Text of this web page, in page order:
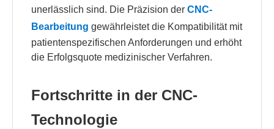
unerlässlich sind. Die Präzision der CNC-
Bearbeitung gewährleistet die Kompatibilität mit
patientenspezifischen Anforderungen und erhöht
die Erfolgsquote medizinischer Verfahren.
Fortschritte in der CNC-
Technologie